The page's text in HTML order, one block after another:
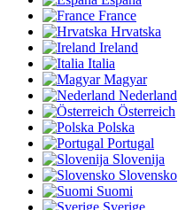
France
Hrvatska
Ireland
Italia
Magyar
Nederland
Österreich
Polska
Portugal
Slovenija
Slovensko
Suomi